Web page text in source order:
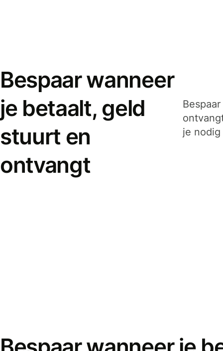
Bespaar wanneer
je betaalt, geld
stuurt en
ontvangt
je